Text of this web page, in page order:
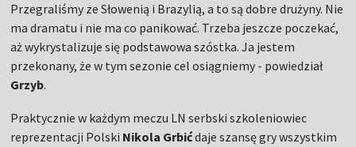
Przegraliśmy ze Słowenią i Brazylią, a to są dobre drużyny. Nie
ma dramatu i nie ma co panikować. Trzeba jeszcze poczekać,
aż wykrystalizuje się podstawowa szóstka. Ja jestem
przekonany, że w tym sezonie cel osiągniemy - powiedział
Grzyb.
Praktycznie w każdym meczu LN serbski szkoleniowiec
reprezentacji Polski Nikola Grbićdaje szansę gry wszystkim